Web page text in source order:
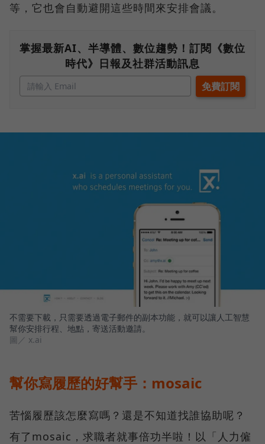
等，它也會自動避開這些時間來安排會議。
掌握最新AI、半導體、數位趨勢！訂閱《數位
時代》日報及社群活動訊息
不需要下載，只需要透過電子郵件的副本功能，就可以讓人工智慧
幫你安排行程、地點，寄送活動邀請。
圖／ x.ai
幫你寫履歷的好幫手：mosaic
苦惱履歷該怎麼寫嗎？還是不知道找誰協助呢？
有了mosaic，求職者就事倍功半啦！以「人力僱